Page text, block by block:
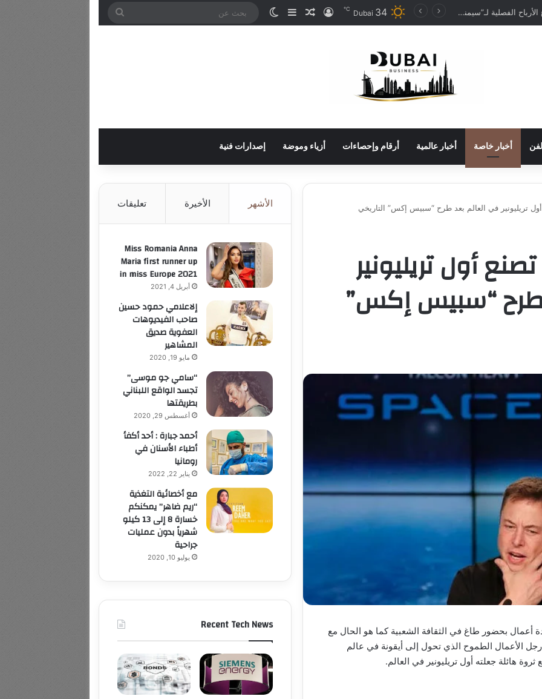
ارتفاع الأرباح الفصلية لـ”سيمنس إينرجي” بـ70% لتتجاوز مليار دولار Dubai 34
℃ تسجيل الدخول
مقال عشوائي
إضافة عمود جانبي
الوضع المظلم
بحث
أخبار خاصة أخبار عالمية أرقام وإحصاءات أزياء وموضة إصدارات فنية
تريليونير في العالم بعد طرح “سبيس إكس” التاريخي
أول تريليونير
طرح “سبيس إكس”
أعمال بحضور طاغ في الثقافة الشعبية كما هو الحال مع
الأعمال الطموح الذي تحول إلى أيقونة في عالم
ثروة هائلة جعلته أول تريليونير في العالم.
الأشهر الأخيرة تعليقات
Miss Romania Anna
Maria first runner up
in miss Europe 2021
أبريل 4, 2021
إلاعلامي حمود حسين
صاحب الفيديوهات
العفوية صديق
المشاهير
مايو 19, 2020
“سامي جو موسى”
تجسد الواقع اللبناني
بطريقتها
أغسطس 29, 2020
أحمد جبارة : أحد أكفأ
أطباء الأسنان في
رومانيا
يناير 22, 2022
مع أخصائية التغذية
“ريم ضاهر” يمكنكم
خسارة 8 إلى 13 كيلو
شهرياً بدون عمليات
جراحية
يوليو 10, 2020
Recent Tech News